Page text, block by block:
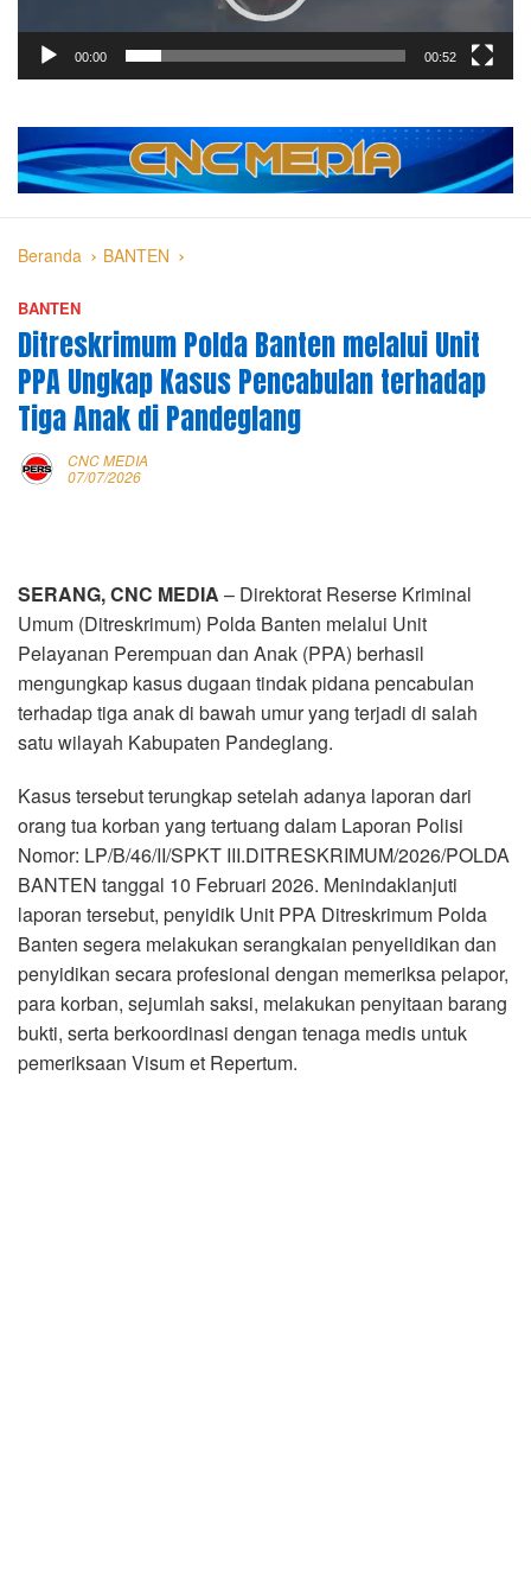
00:00 00:52
Beranda BANTEN
BANTEN
Ditreskrimum Polda Banten melalui Unit
PPA Ungkap Kasus Pencabulan terhadap
Tiga Anak di Pandeglang
CNC MEDIA
07/07/2026
SERANG, CNC MEDIA – Direktorat Reserse Kriminal
Umum (Ditreskrimum) Polda Banten melalui Unit
Pelayanan Perempuan dan Anak (PPA) berhasil
mengungkap kasus dugaan tindak pidana pencabulan
terhadap tiga anak di bawah umur yang terjadi di salah
satu wilayah Kabupaten Pandeglang.
Kasus tersebut terungkap setelah adanya laporan dari
orang tua korban yang tertuang dalam Laporan Polisi
Nomor: LP/B/46/II/SPKT III.DITRESKRIMUM/2026/POLDA
BANTEN tanggal 10 Februari 2026. Menindaklanjuti
laporan tersebut, penyidik Unit PPA Ditreskrimum Polda
Banten segera melakukan serangkaian penyelidikan dan
penyidikan secara profesional dengan memeriksa pelapor,
para korban, sejumlah saksi, melakukan penyitaan barang
bukti, serta berkoordinasi dengan tenaga medis untuk
pemeriksaan Visum et Repertum.